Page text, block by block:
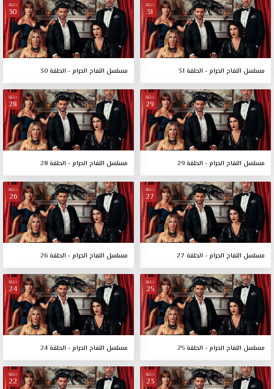
حلقة
31
مسلسل التفاح الحرام - الحلقة 31
حلقة
30
مسلسل التفاح الحرام - الحلقة 30
حلقة
29
مسلسل التفاح الحرام - الحلقة 29
حلقة
28
مسلسل التفاح الحرام - الحلقة 28
حلقة
27
مسلسل التفاح الحرام - الحلقة 27
حلقة
26
مسلسل التفاح الحرام - الحلقة 26
حلقة
25
مسلسل التفاح الحرام - الحلقة 25
حلقة
24
مسلسل التفاح الحرام - الحلقة 24
حلقة
23
حلقة
22